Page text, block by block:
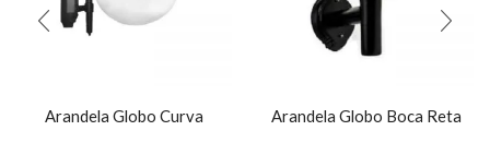
Arandela Globo Curva Arandela Globo Boca Reta